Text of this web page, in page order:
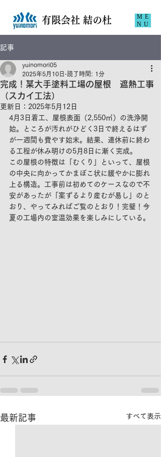
​有限会社 結の杜
ME
NU
記事
完成！某大手塗料工場の屋根 遮熱工事
（スカイ工法）
yuinomori05
2025年5月10日 読了時間: 1分
更新日： 2025年5月12日
4月3日着工、屋根表面（2,550㎡）の洗浄開
始。ところが汚れがひどく3日で終えるはず
が一週間も費やす始末。結果、連休前に終わ
る工程が休み明けの5月8日に漸く完成。
この屋根の特徴は「むくり」といって、屋根
の中央に向かってかまぼこ状に緩やかに膨れ
上る構造。工事前は初めてのケースなので不
安があったが「案ずるより産むが易し」のと
おり、やってみればご覧のとおり！完璧！今
夏の工場内の室温効果を楽しみにしている。
最新記事 すべて表示